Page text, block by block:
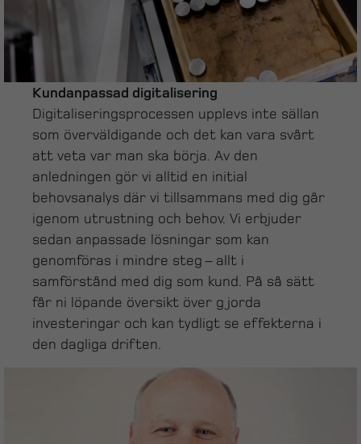
Kundanpassad digitalisering
Digitaliseringsprocessen upplevs inte sällan
som överväldigande och det kan vara svårt
att veta var man ska börja. Av den
anledningen gör vi alltid en initial
behovsanalys där vi tillsammans med dig går
igenom utrustning och behov. Vi erbjuder
sedan anpassade lösningar som kan
genomföras i mindre steg – allt i
samförstånd med dig som kund. På så sätt
får ni löpande översikt över gjorda
investeringar och kan tydligt se effekterna i
den dagliga driften.